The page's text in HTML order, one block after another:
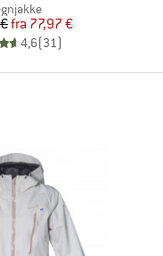
Pris
Nedsat pris
fra 77,97 €
4,6(31)